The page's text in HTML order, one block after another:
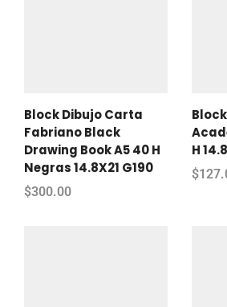
Block Dibujo Carta
Fabriano Black
Drawing Book A5 40 H
Negras 14.8X21 G190
$300.00
H
$